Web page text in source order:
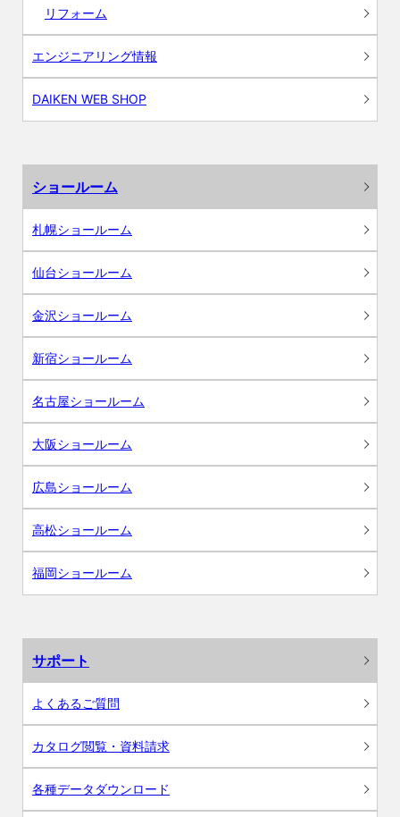
リフォーム
エンジニアリング情報
DAIKEN WEB SHOP
ショールーム
札幌ショールーム
仙台ショールーム
金沢ショールーム
新宿ショールーム
名古屋ショールーム
大阪ショールーム
広島ショールーム
高松ショールーム
福岡ショールーム
サポート
よくあるご質問
カタログ閲覧・資料請求
各種データダウンロード